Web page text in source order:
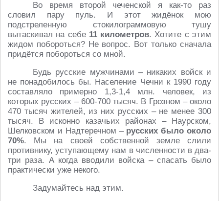
Во время второй чеченской я как-то раз
словил пару пуль. И этот жидёнок мою
подстреленную стокилограммовую тушу
вытаскивал на себе 11 километров. Хотите с этим
жидом побороться? Не вопрос. Вот только сначала
придётся побороться со мной.
Будь русские мужчинами – никаких войск и
не понадобилось бы. Население Чечни к 1990 году
составляло примерно 1,3-1,4 млн. человек, из
которых русских – 600-700 тысяч. В Грозном – около
470 тысяч жителей, из них русских – не менее 300
тысяч. В исконно казачьих районах – Наурском,
Шелковском и Надтеречном – русских было около
70%. Мы на своей собственной земле слили
противнику, уступающему нам в численности в два-
три раза. А когда вводили войска – спасать было
практически уже некого.
Задумайтесь над этим.